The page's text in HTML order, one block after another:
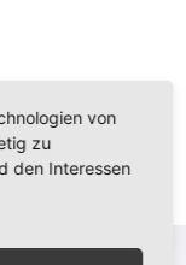
von
zu
den Interessen